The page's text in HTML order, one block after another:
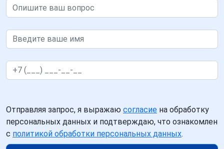
Отправляя запрос, я выражаю согласие на обработку
персональных данных и подтверждаю, что ознакомлен
с политикой обработки персональных данных.